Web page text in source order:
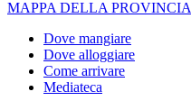
MAPPA DELLA PROVINCIA
Dove mangiare
Dove alloggiare
Come arrivare
Mediateca